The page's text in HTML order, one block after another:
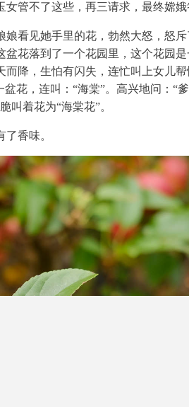
管不了这些，再三请求，最终嫦娥
看见她手里的花，勃然大怒，怒斥
花落到了一个花园里，这个花园
降，生怕有闪失，连忙叫上女儿帮
花，连叫：“海棠”。高兴地问：“
叫着花为“海棠花”。
香味。